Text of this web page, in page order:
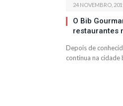
24 NOVEMBRO,
O Bib
restaurantes
Depois de
continua na cidade